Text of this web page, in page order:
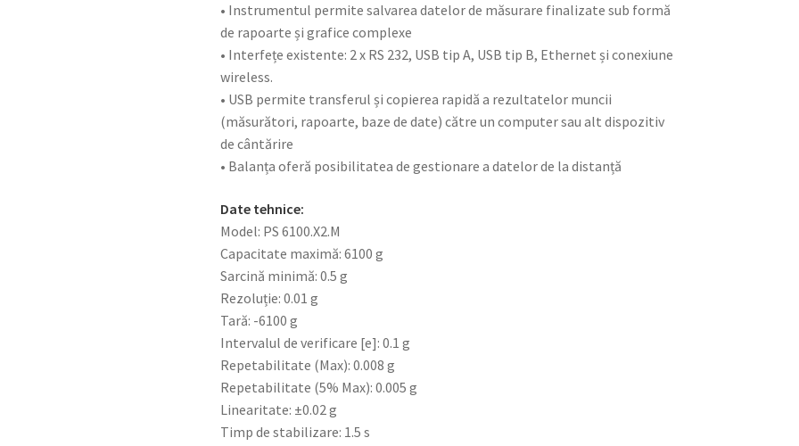
• Instrumentul permite salvarea datelor de măsurare finalizate sub formă
de rapoarte și grafice complexe
• Interfețe existente: 2 x RS 232, USB tip A, USB tip B, Ethernet și conexiune
wireless.
• USB permite transferul și copierea rapidă a rezultatelor muncii
(măsurători, rapoarte, baze de date) către un computer sau alt dispozitiv
de cântărire
• Balanța oferă posibilitatea de gestionare a datelor de la distanță
Date tehnice:
Model: PS 6100.X2.M
Capacitate maximă: 6100 g
Sarcină minimă: 0.5 g
Rezoluție: 0.01 g
Tară: -6100 g
Intervalul de verificare [e]: 0.1 g
Repetabilitate (Max): 0.008 g
Repetabilitate (5% Max): 0.005 g
Linearitate: ±0.02 g
Timp de stabilizare: 1.5 s